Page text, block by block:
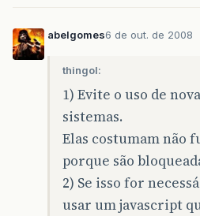
abelgomes6 de out. de 2008
thingol:
1) Evite o uso de
sistemas.
Elas costumam não
porque são
2) Se isso for
usar um javascript